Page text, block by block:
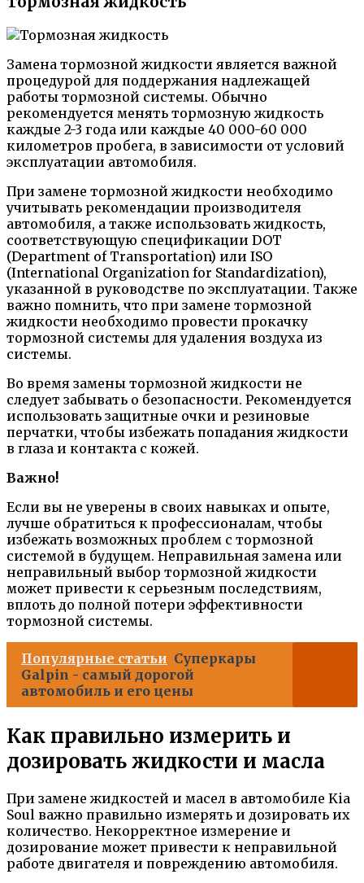
Замена тормозной жидкости является важной
процедурой для поддержания надлежащей
работы тормозной системы. Обычно
рекомендуется менять тормозную жидкость
каждые 2-3 года или каждые 40 000-60 000
километров пробега, в зависимости от условий
эксплуатации автомобиля.
При замене тормозной жидкости необходимо
учитывать рекомендации производителя
автомобиля, а также использовать жидкость,
соответствующую спецификации DOT
(Department of Transportation) или ISO
(International Organization for Standardization),
указанной в руководстве по эксплуатации. Также
важно помнить, что при замене тормозной
жидкости необходимо провести прокачку
тормозной системы для удаления воздуха из
системы.
Во время замены тормозной жидкости не
следует забывать о безопасности. Рекомендуется
использовать защитные очки и резиновые
перчатки, чтобы избежать попадания жидкости
в глаза и контакта с кожей.
Важно!
Если вы не уверены в своих навыках и опыте,
лучше обратиться к профессионалам, чтобы
избежать возможных проблем с тормозной
системой в будущем. Неправильная замена или
неправильный выбор тормозной жидкости
может привести к серьезным последствиям,
вплоть до полной потери эффективности
тормозной системы.
Популярные статьи Суперкары
Galpin - самый дорогой
автомобиль и его цены
Как правильно измерить и
дозировать жидкости и масла
При замене жидкостей и масел в автомобиле Kia
Soul важно правильно измерять и дозировать их
количество. Некорректное измерение и
дозирование может привести к неправильной
работе двигателя и повреждению автомобиля.